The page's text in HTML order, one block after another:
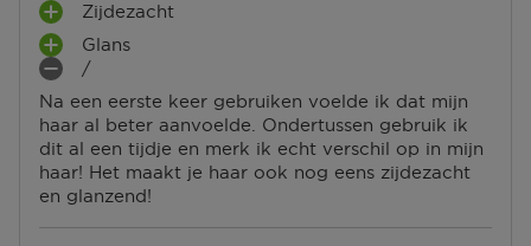
Na een eerste keer gebruiken voelde ik dat mijn
haar al beter aanvoelde. Ondertussen gebruik ik
dit al een tijdje en merk ik echt verschil op in mijn
haar! Het maakt je haar ook nog eens zijdezacht
en glanzend!
L
U
S
P
U
N
T
E
N
P
L
U
S
P
U
N
N
Zijdezacht
P
L
U
S
P
U
N
Glans
M
I
N
P
U
N
/